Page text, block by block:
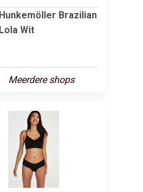
Hunkemöller Brazilian
Lola Wit
Meerdere shops